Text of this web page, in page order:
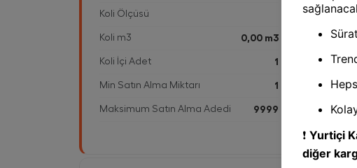
Koli Ölçüsü
Koli m3 0,00 m3
Koli İçi Adet 1
Min Satın Alma Miktarı 1
Maksimum Satın Alma Adedi 9999